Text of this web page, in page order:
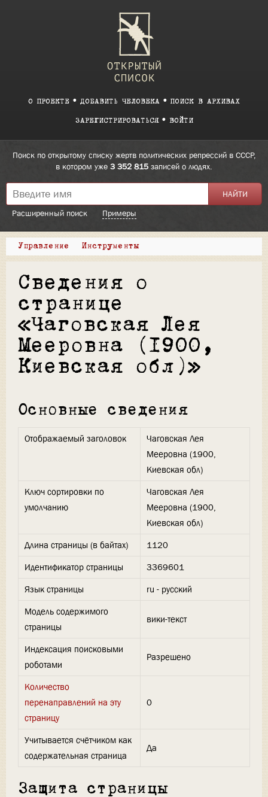
О ПРОЕКТЕ ДОБАВИТЬ ЧЕЛОВЕКА ПОИСК В АРХИВАХ
ЗАРЕГИСТРИРОВАТЬСЯ ВОЙТИ
Поиск по открытому списку жертв политических репрессий в СССР,
в котором уже 3 352 815 записей о людях.
Расширенный поиск Примеры
Управление Инструменты
Сведения о
странице
«Чаговская Лея
Мееровна (1900,
Киевская обл)»
Основные сведения
Отображаемый заголовок
Чаговская Лея
Мееровна (1900,
Киевская обл)
Ключ сортировки по
умолчанию
Чаговская Лея
Мееровна (1900,
Киевская обл)
Длина страницы (в байтах)
1120
Идентификатор страницы
3369601
Язык страницы
ru - русский
Модель содержимого
страницы
вики-текст
Индексация поисковыми
роботами
Разрешено
Количество
перенаправлений на эту
страницу
0
Учитывается счётчиком как
содержательная страница
Да
Защита страницы